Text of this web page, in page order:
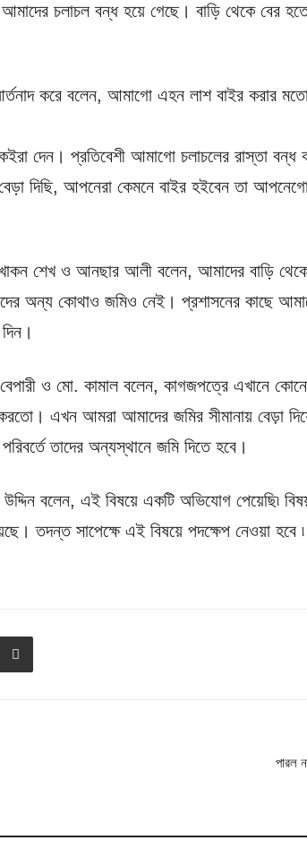
চলাচল বন্ধ হয়ে গেছে। বাড়ি থেকে বের
করে বলেন, আমাগো এহন লাশ বাইর করার
দেন। প্রতিবেশী আমাগো চলাচলের রাস্তা বন্ধ
দিছি, আপনেরা কেমনে বাইর হইবেন তা
শেখ ও আনছার আলী বলেন, আমাদের বাড়ি
অন্য কোথাও জমিও নেই। প্রশাসনের কাছে
বেপারী ও মো. কামাল বলেন, কাগজপত্রে এখানে
এখন আমরা আমাদের জমির সীমানায় বেড়া
তাদের অন্যস্থানে জমি দিতে হবে।
বলেন, এই বিষয়ে একটি অভিযোগ পেয়েছি৷
তদন্ত সাপেক্ষে এই বিষয়ে পদক্ষেপ নেওয়া হবে ৷
পারল